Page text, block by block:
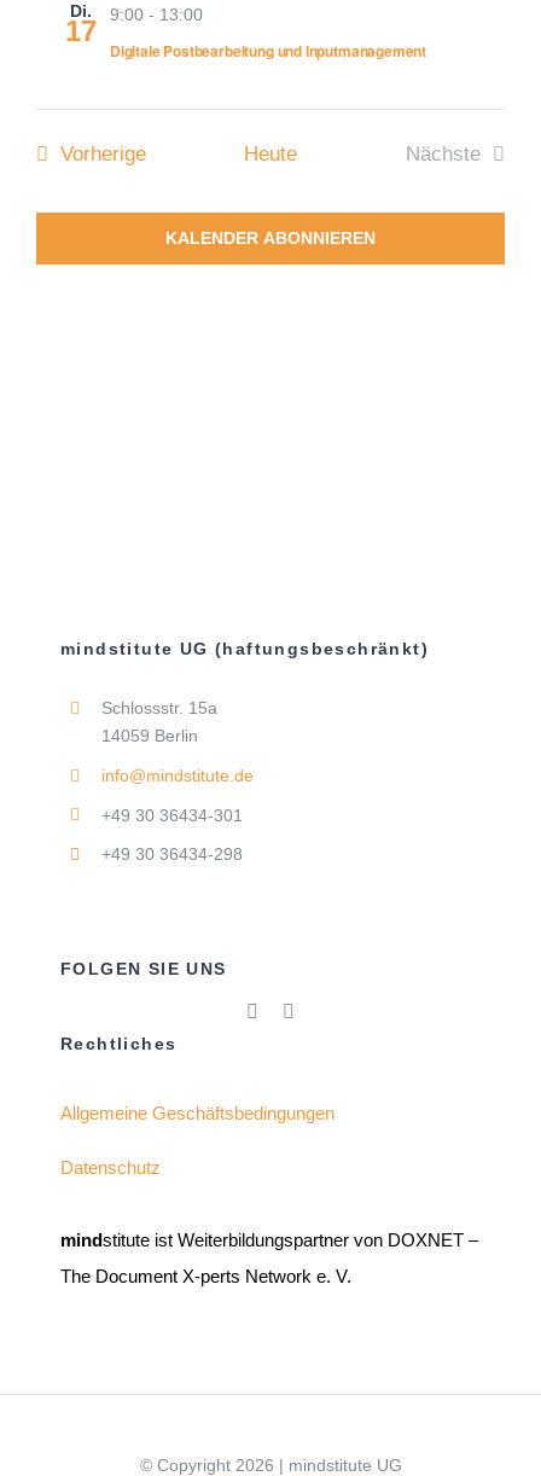
Di.
17 9:00 - 13:00
Digitale Postbearbeitung und Inputmanagement
VorherigeVeranstaltungen
Heute
Nächste
KALENDER ABONNIEREN
mindstitute UG (haftungsbeschränkt)
Schlossstr. 15a
14059 Berlin
info@mindstitute.de
+49 30 36434-301
+49 30 36434-298
FOLGEN SIE UNS
Rechtliches
Allgemeine Geschäftsbedingungen
Datenschutz
mindstitute ist Weiterbildungspartner von DOXNET –
The Document X-perts Network e. V.
© Copyright 2026 | mindstitute UG